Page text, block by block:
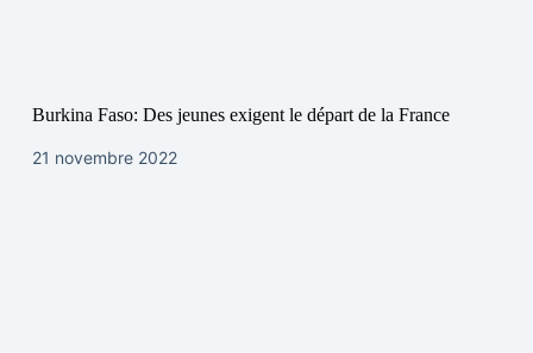
Burkina Faso: Des jeunes exigent le départ de la France
21 novembre 2022